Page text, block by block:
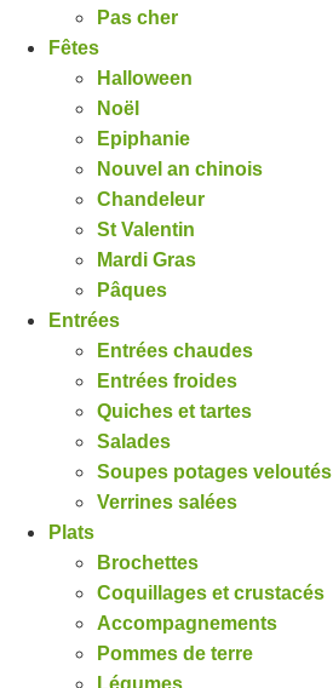
Pas cher
Fêtes
Halloween
Noël
Epiphanie
Nouvel an chinois
Chandeleur
St Valentin
Mardi Gras
Pâques
Entrées
Entrées chaudes
Entrées froides
Quiches et tartes
Salades
Soupes potages veloutés
Verrines salées
Plats
Brochettes
Coquillages et crustacés
Accompagnements
Pommes de terre